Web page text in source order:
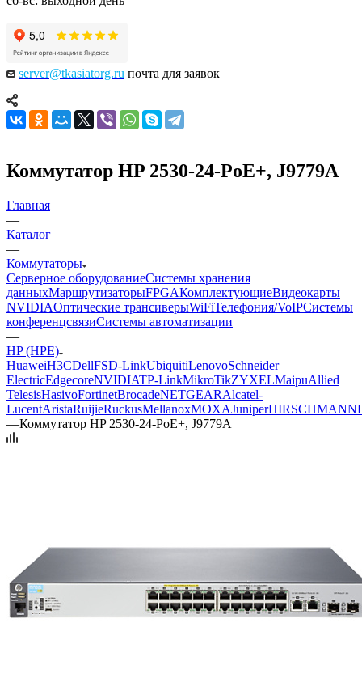
server@tkasiatorg.ru почта для заявок
Коммутатор HP 2530-24-PoE+, J9779A
Главная
—
Каталог
—
Коммутаторы
Серверное оборудованиеСистемы хранения
данныхМаршрутизаторыFPGAКомплектующиеВидеокарты
NVIDIAОптические трансиверыWiFiТелефония/VoIPСистемы
конференцсвязиСистемы автоматизации
—
HP (HPE)
HuaweiH3CDellFSD-LinkUbiquitiLenovoSchneider
ElectricEdgecoreNVIDIATP-LinkMikroTikZYXELMaipuAllied
TelesisHasivoFortinetBrocadeNETGEARAlcatel-
LucentAristaRuijieRuckusMellanoxMOXAJuniperHIRSCHMANN
—Коммутатор HP 2530-24-PoE+, J9779A